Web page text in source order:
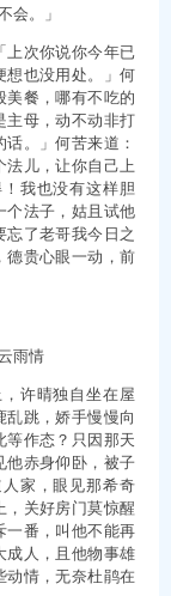
会。」
次你说你今年已
想也没用处。」何
餐，哪有不吃的
主母，动不动非打
。」何苦来道：
法儿，让你自己上
我也没有这样胆
个法子，姑且试他
了老哥我今日之
德贵心眼一动，前
情
许晴独自坐在屋
跳，娇手慢慢向
作态？只因那天
他赤身仰卧，被子
家，眼见那希奇
关好房门莫惊醒
一番，叫他不能再
成人，且他物事雄
动情，无奈杜鹃在